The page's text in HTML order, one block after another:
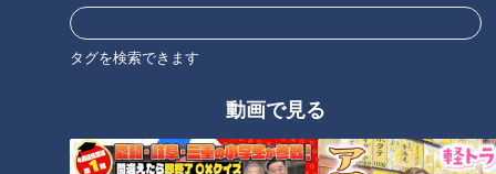
タグを検索できます
動画で見る
4 じゃが芋をザルに上げて水気をきり、皮をむいてつぶす。
5 鍋に牛乳、生クリーム、バター、塩、こしょうを合わせて
火にかけ、煮立つ手前で4を加え、30秒ほどぽってりする程度